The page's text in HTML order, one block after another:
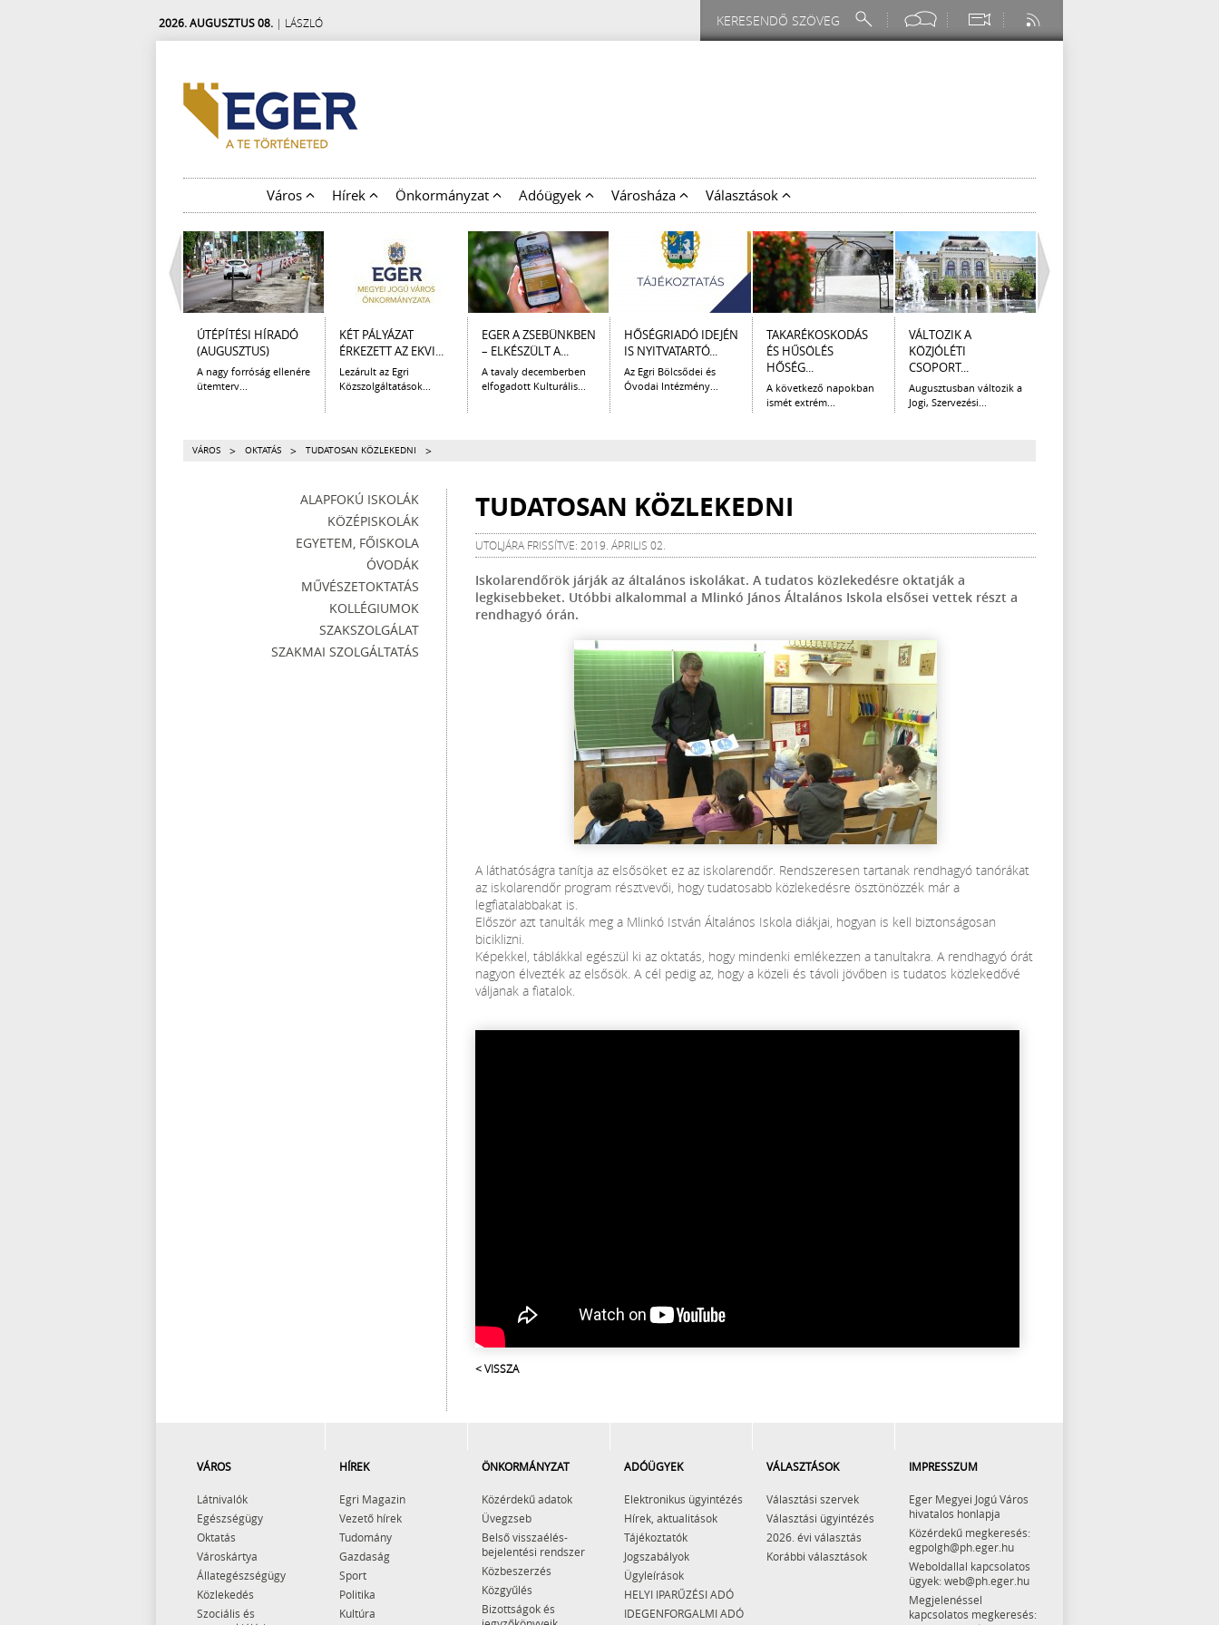
2026. AUGUSZTUS 08. | LÁSZLÓ
Város Hírek Önkormányzat Adóügyek Városháza Választások
ÚTÉPÍTÉSI HÍRADÓ
(AUGUSZTUS)
A nagy forróság ellenére
ütemterv...
KÉT PÁLYÁZAT
ÉRKEZETT AZ EKVI...
Lezárult az Egri
Közszolgáltatások...
EGER A ZSEBÜNKBEN
– ELKÉSZÜLT A...
A tavaly decemberben
elfogadott Kulturális...
HŐSÉGRIADÓ IDEJÉN
IS NYITVATARTÓ...
Az Egri Bölcsődei és
Óvodai Intézmény...
TAKARÉKOSKODÁS
ÉS HŰSÖLÉS
HŐSÉG...
A következő napokban
ismét extrém...
VÁLTOZIK A
KÖZJÓLÉTI
CSOPORT...
Augusztusban változik a
Jogi, Szervezési...
VÁROS > OKTATÁS > TUDATOSAN KÖZLEKEDNI >
ALAPFOKÚ ISKOLÁK
KÖZÉPISKOLÁK
EGYETEM, FŐISKOLA
ÓVODÁK
MŰVÉSZETOKTATÁS
KOLLÉGIUMOK
SZAKSZOLGÁLAT
SZAKMAI SZOLGÁLTATÁS
TUDATOSAN KÖZLEKEDNI
UTOLJÁRA FRISSÍTVE: 2019. ÁPRILIS 02.
Iskolarendőrök járják az általános iskolákat. A tudatos közlekedésre oktatják a
legkisebbeket. Utóbbi alkalommal a Mlinkó János Általános Iskola elsősei vettek részt a
rendhagyó órán.
A láthatóságra tanítja az elsősöket ez az iskolarendőr. Rendszeresen tartanak rendhagyó tanórákat
az iskolarendőr program résztvevői, hogy tudatosabb közlekedésre ösztönözzék már a
legfiatalabbakat is.
Először azt tanulták meg a Mlinkó István Általános Iskola diákjai, hogyan is kell biztonságosan
biciklizni.
Képekkel, táblákkal egészül ki az oktatás, hogy mindenki emlékezzen a tanultakra. A rendhagyó órát
nagyon élvezték az elsősök. A cél pedig az, hogy a közeli és távoli jövőben is tudatos közlekedővé
váljanak a fiatalok.
< VISSZA
VÁROS
Látnivalók
Egészségügy
Oktatás
Városkártya
Állategészségügy
Közlekedés
Szociális és
HÍREK
Egri Magazin
Vezető hírek
Tudomány
Gazdaság
Sport
Politika
Kultúra
ÖNKORMÁNYZAT
Közérdekű adatok
Üvegzseb
Belső visszaélés-
bejelentési rendszer
Közbeszerzés
Közgyűlés
Bizottságok és
ADÓÜGYEK
Elektronikus ügyintézés
Hírek, aktualitások
Tájékoztatók
Jogszabályok
Ügyleírások
HELYI IPARŰZÉSI ADÓ
IDEGENFORGALMI ADÓ
VÁLASZTÁSOK
Választási szervek
Választási ügyintézés
2026. évi választás
Korábbi választások
IMPRESSZUM
Eger Megyei Jogú Város
hivatalos honlapja
Közérdekű megkeresés:
egpolgh@ph.eger.hu
Weboldallal kapcsolatos
ügyek: web@ph.eger.hu
Megjelenéssel
kapcsolatos megkeresés: